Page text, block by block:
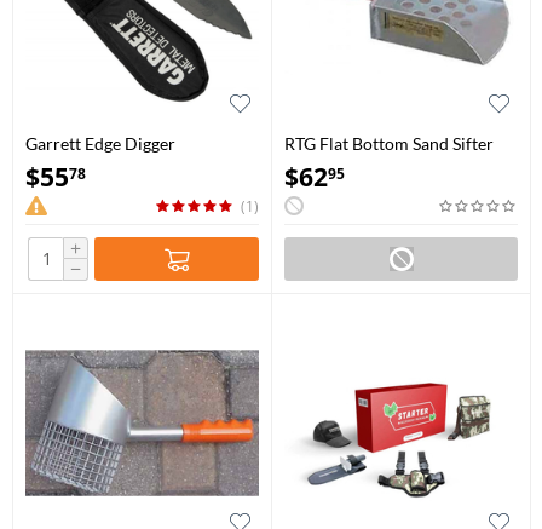
Garrett Edge Digger
$5578
(1)
+
−
RTG Flat Bottom Sand Sifter
$6295